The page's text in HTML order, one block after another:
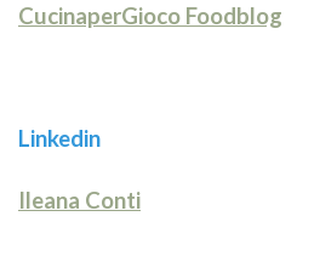
CucinaperGioco Foodblog
Linkedin
Ileana Conti